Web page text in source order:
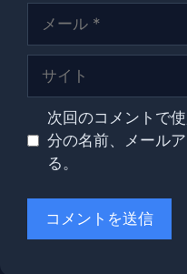
ル
次回のコメントで
分の名前、メール
る。